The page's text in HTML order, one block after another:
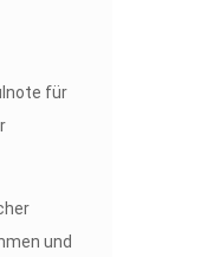
für
und